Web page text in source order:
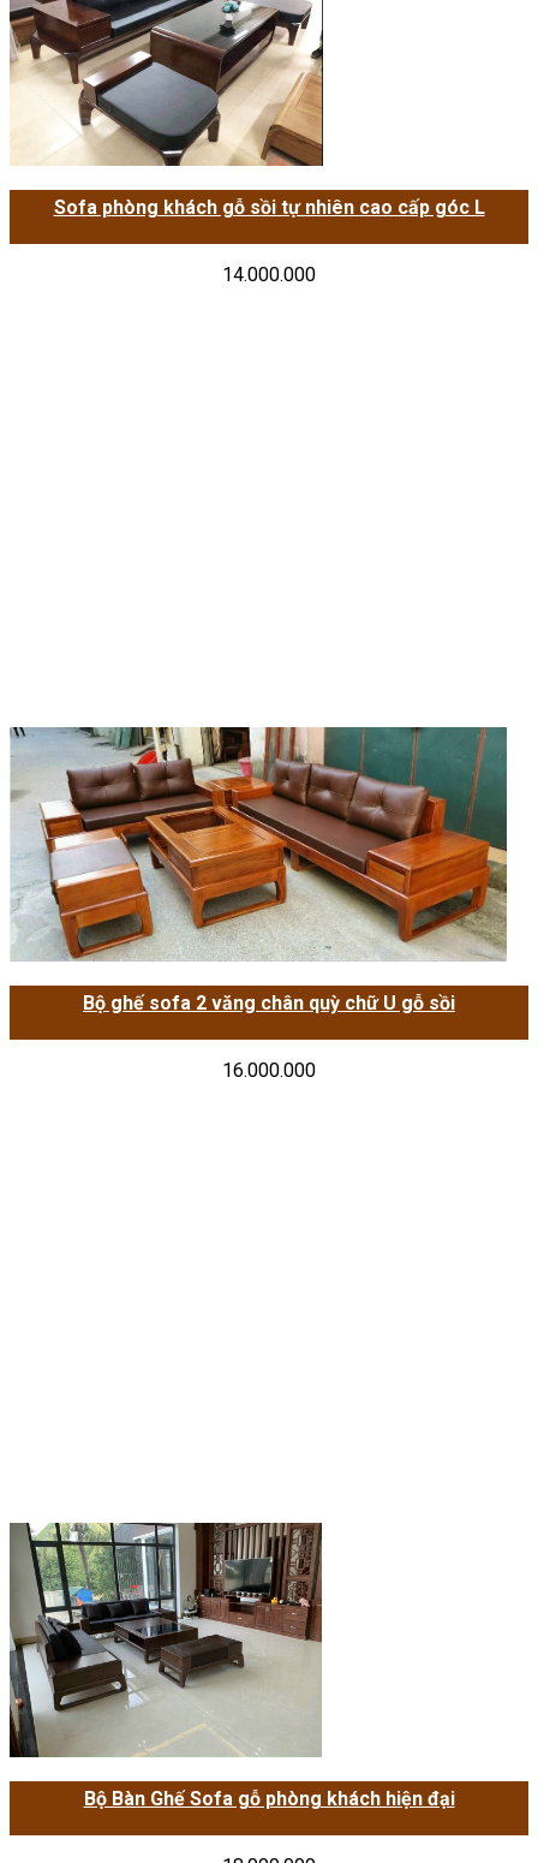
Sofa phòng khách gỗ sồi tự nhiên cao cấp góc L
14.000.000
Bộ ghế sofa 2 văng chân quỳ chữ U gỗ sồi
16.000.000
Bộ Bàn Ghế Sofa gỗ phòng khách hiện đại